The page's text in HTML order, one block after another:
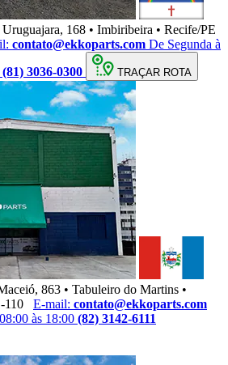
168 • Imbiribeira • Recife/PE
contato@ekkoparts.com De Segunda à
(81) 3036-0300 TRAÇAR ROTA
863 • Tabuleiro do Martins •
110
E-mail: contato@ekkoparts.com
às 18:00 (82) 3142-6111